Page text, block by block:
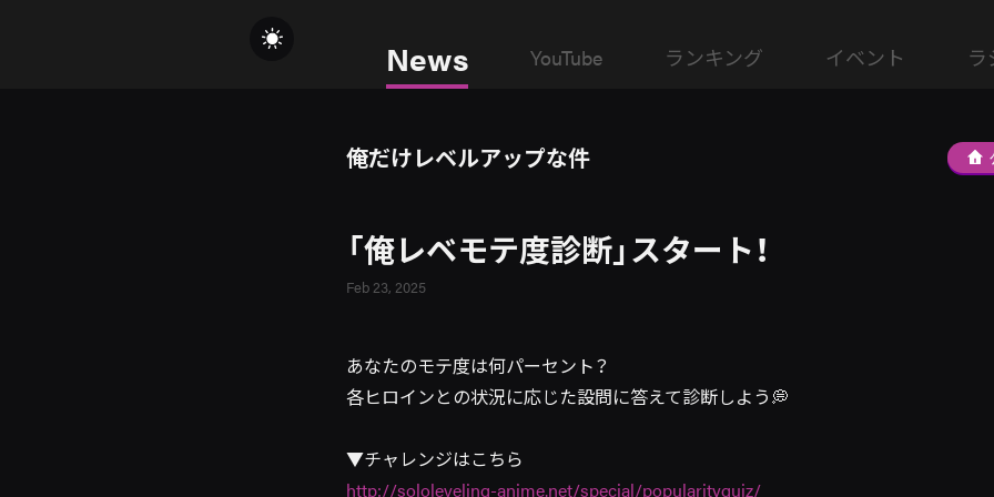
News YouTube ランキング イベント ラ
俺だけレベルアップな件
「俺レベモテ度診断」スタート！
Feb 23, 2025
あなたのモテ度は何パーセント？
各ヒロインとの状況に応じた設問に答えて診断しよう💭
▼チャレンジはこちら
http://sololeveling-anime.net/special/popularityquiz/